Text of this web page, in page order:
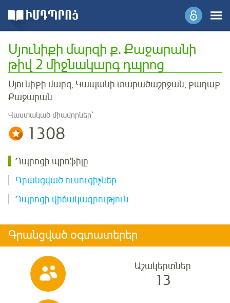
Սյունիքի մարզի ք. Քաջարանի
թիվ 2 միջնակարգ դպրոց
Սյունիքի մարզ, Կապանի տարածաշրջան, քաղաք
Քաջարան
Վաստակած միավորներ՝
1308
Դպրոցի պրոֆիլը
Գրանցված ուսուցիչներ
Դպրոցի վիճակագրություն
Գրանցված օգտատերեր
Աշակերտներ
13